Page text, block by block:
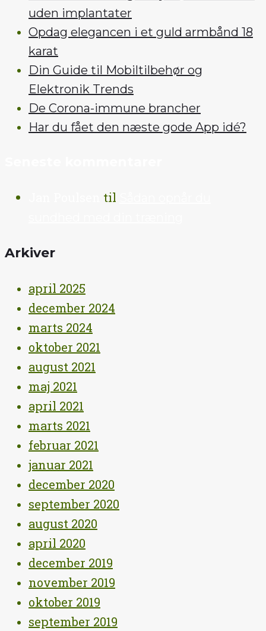
uden implantater
Opdag elegancen i et guld armbånd 18
karat
Din Guide til Mobiltilbehør og
Elektronik Trends
De Corona-immune brancher
Har du fået den næste gode App idé?
til
Arkiver
april 2025
december 2024
marts 2024
oktober 2021
august 2021
maj 2021
april 2021
marts 2021
februar 2021
januar 2021
december 2020
september 2020
august 2020
april 2020
december 2019
november 2019
oktober 2019
september 2019